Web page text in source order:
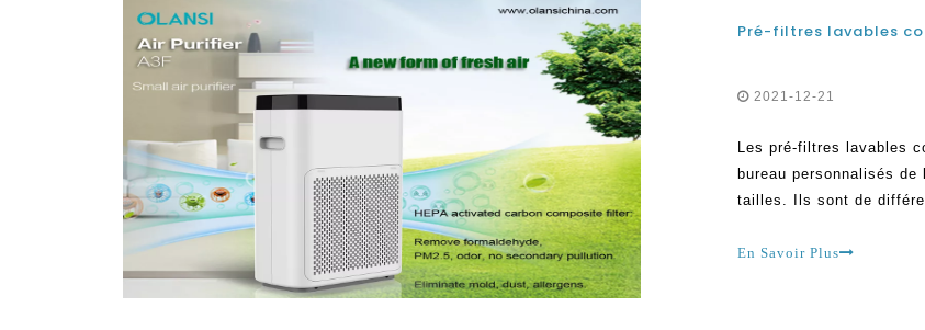
2021-12-21
Les pré-filtres lavables
bureau personnalisés
tailles. Ils sont de
avec dépend du
En Savoir Plus